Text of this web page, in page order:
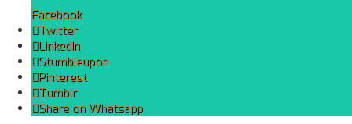
Facebook
Twitter
LinkedIn
Stumbleupon
Pinterest
Tumblr
Share on Whatsapp